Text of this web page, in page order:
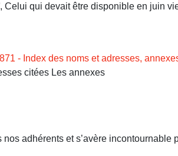
Celui qui devait être disponible en juin
- Index des noms et adresses,
citées Les annexes
adhérents et s’avère